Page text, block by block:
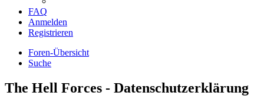
FAQ
Anmelden
Registrieren
Foren-Übersicht
Suche
The Hell Forces - Datenschutzerklärung